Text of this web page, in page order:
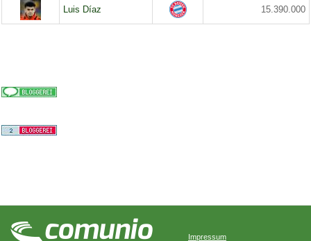
Luis Díaz 15.390.000
Impressum